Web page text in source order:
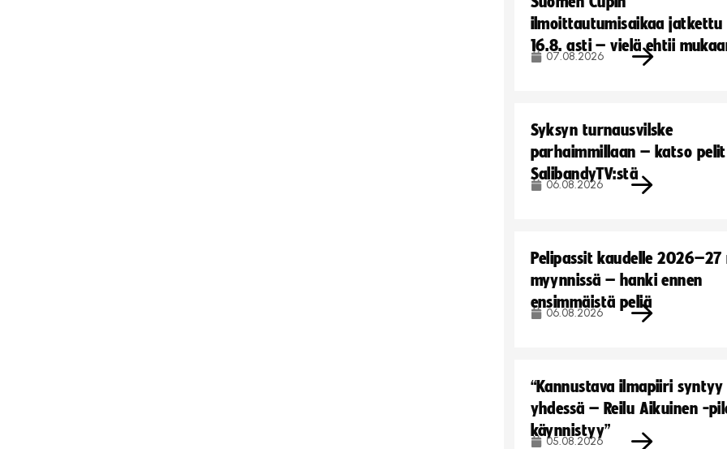
ilmoittautumisaikaa jatkettu
16.8. asti – vielä ehtii
07.08.2026
Syksyn turnausvilske
parhaimmillaan – katso pelit
SalibandyTV:stä
06.08.2026
Pelipassit kaudelle
myynnissä – hanki ennen
ensimmäistä peliä
06.08.2026
“Kannustava ilmapiiri syntyy
yhdessä – Reilu Aikuinen -
käynnistyy”
05.08.2026